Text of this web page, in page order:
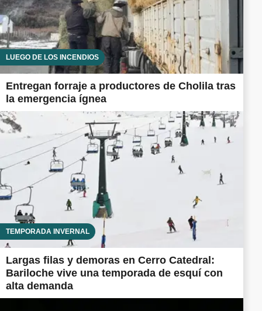
LUEGO DE LOS INCENDIOS
Entregan forraje a productores de Cholila tras
la emergencia ígnea
TEMPORADA INVERNAL
Largas filas y demoras en Cerro Catedral:
Bariloche vive una temporada de esquí con
alta demanda